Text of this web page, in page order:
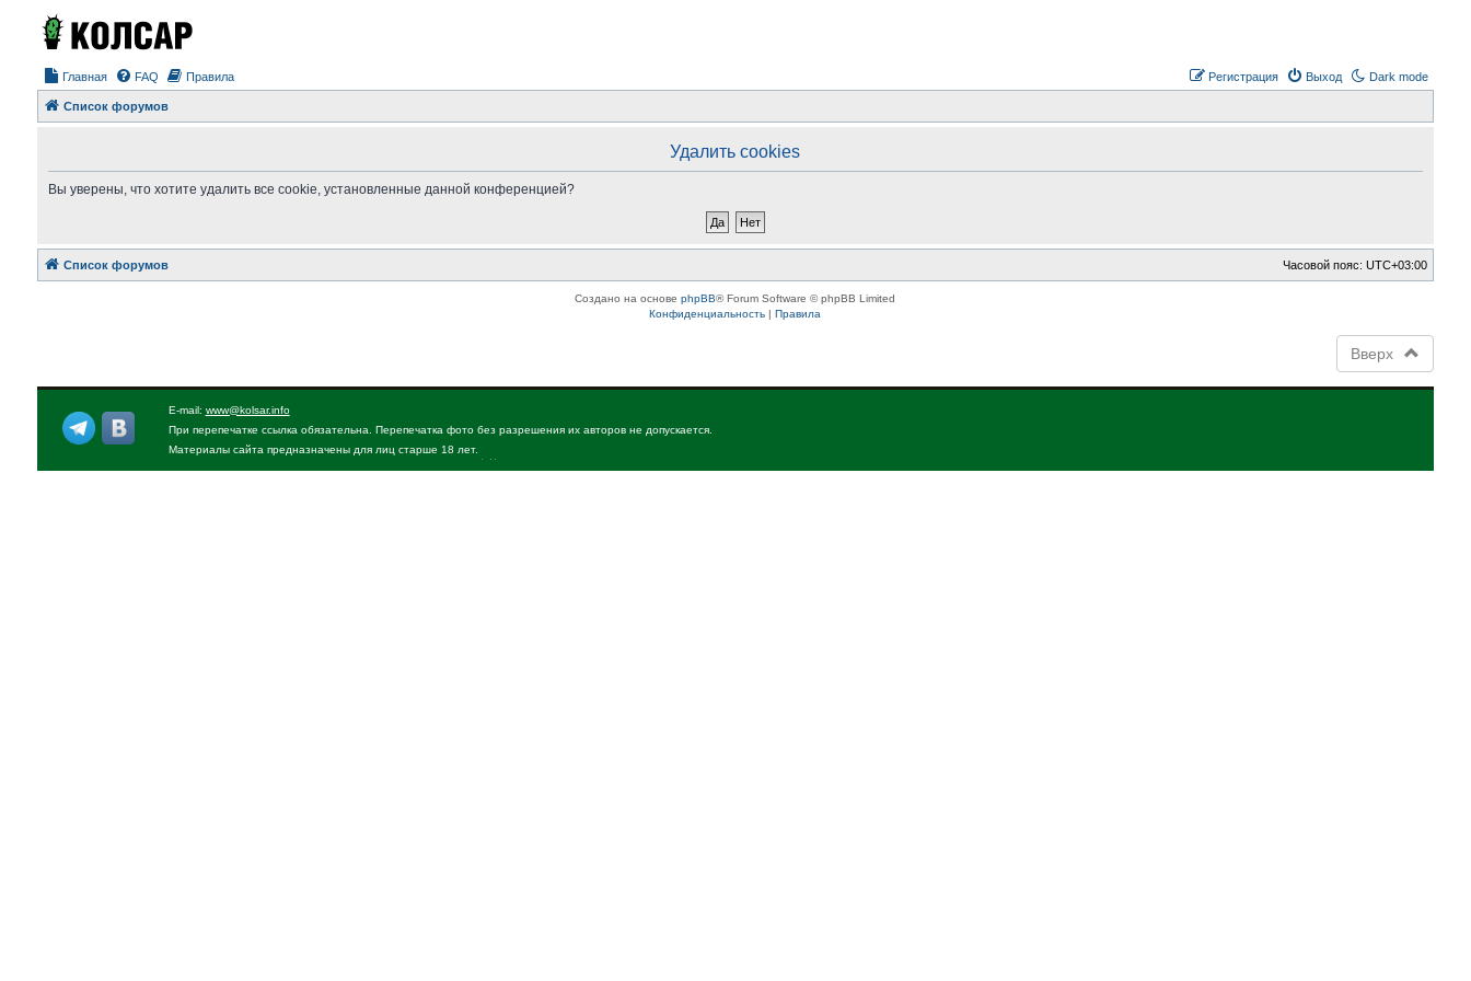
Главная Dark mode
FAQ Правила Выход
Регистрация
Список форумов
Удалить cookies
Вы уверены, что хотите удалить все cookie, установленные данной конференцией?
Список форумов Часовой пояс:UTC+03:00
Создано на основеphpBB® Forum Software © phpBB Limited
Конфиденциальность |Правила
Вверх
E-mail: www@kolsar.info
При перепечатке ссылка обязательна. Перепечатка фото без разрешения их авторов не допускается.
Материалы сайта предназначены для лиц старше 18 лет.